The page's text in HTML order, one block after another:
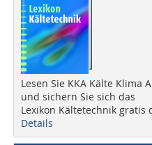
Lesen Sie KKA Kälte Klima
und sichern Sie sich das
Lexikon Kältetechnik gratis
Details